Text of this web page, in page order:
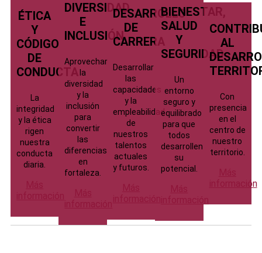
ÉTICA
Y
CÓDIGO
DE
CONDUCTA
La
integridad
y la ética
rigen
nuestra
conducta
diaria.
DIVERSIDAD
E
INCLUSIÓN
Aprovechar
la
diversidad
y la
inclusión
para
convertir
las
diferencias
en
fortaleza.
DESARROLLO
DE
CARRERA
Desarrollar
las
capacidades
y la
empleabilidad
de
nuestros
talentos
actuales
y futuros.
BIENESTAR,
SALUD
Y
SEGURIDAD
Un
entorno
seguro y
equilibrado
para que
todos
desarrollen
su
potencial.
AL
Con
presencia
en el
centro de
nuestro
territorio.
información